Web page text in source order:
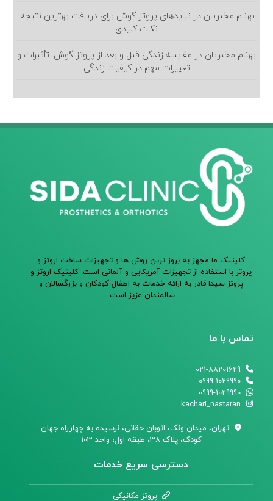
بهنام مخبریان در نبایدهای پروتز گوش برای دریافت بهترین نتیجه:
نکات کلیدی
بهنام مخبریان در مقایسه زندگی قبل و بعد از پروتز گوش: تأثیرات و
تغییرات مهم در کیفیت زندگی
کلینیک ما مجهز به بروز ترین روش ها و تجهیزات ساخت اروتز و
پروتز با استفاده از تجهیزات آمریکایی و آلمانی است. کلینیک اروتز و
پروتز سیدا قادر به ارائه خدمات به اطفال کودکان و بزرگسالان و
سالمندان عزیز است.
تماس با ما
021-88201629
0999-1029990
0999-1029990
kachari_nastaran
تهران،‌ میدان ونک، اتوبان حقانی، نرسیده به چهارراه جهان
کودک، پلاک 38، طبقه اول، واحد 103
دسترسی سریع خدمات
پروتز مکانیکی